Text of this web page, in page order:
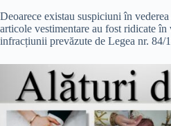
Deoarece existau suspiciuni în
articole vestimentare au fost ridicate în
infracțiunii prevăzute de Legea nr.